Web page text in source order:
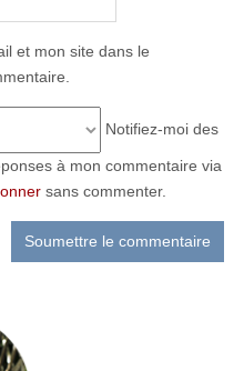
et mon site dans le
Notifiez-moi des
à mon commentaire via
sans commenter.